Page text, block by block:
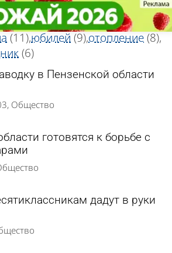
новостей
(11)юбилей (9)отопление(8)
(6)
в Пензенской области
Общество
готовятся к борьбе с
дадут в руки